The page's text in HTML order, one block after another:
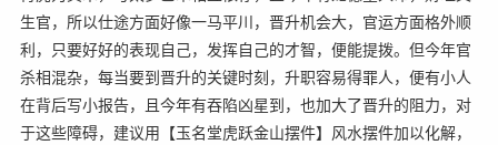
生官，所以仕途方面好像一马平川，晋升机会大，官运方面格外顺
利，只要好好的表现自己，发挥自己的才智，便能提拨。但今年官
杀相混杂，每当要到晋升的关键时刻，升职容易得罪人，便有小人
在背后写小报告，且今年有吞陷凶星到，也加大了晋升的阻力，对
于这些障碍，建议用【玉名堂虎跃金山摆件】风水摆件加以化解，